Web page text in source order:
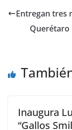
e
b
k
er
Entregan tres
Querétaro
Inaugura
“Gallos